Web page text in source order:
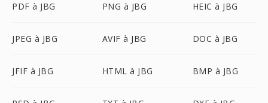
PDF à JBG PNG à JBG HEIC à JBG
JPEG à JBG AVIF à JBG DOC à JBG
JFIF à JBG HTML à JBG BMP à JBG